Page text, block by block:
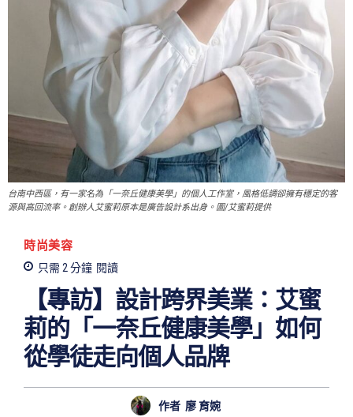
台南中西區，有一家名為「一奈丘健康美學」的個人工作室，風格低調卻擁有穩定的客
源與高回流率。創辦人艾蜜莉原本是廣告設計系出身。圖/艾蜜莉提供
時尚美容
只需 2分鐘 閱讀
【專訪】設計跨界美業：艾蜜
莉的「一奈丘健康美學」如何
從學徒走向個人品牌
作者 廖 育婉